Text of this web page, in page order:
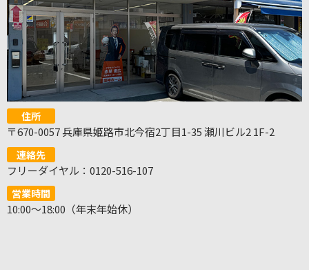
住所
〒670-0057 兵庫県姫路市北今宿2丁目1-35 瀬川ビル2 1F-2
連絡先
フリーダイヤル：0120-516-107
営業時間
10:00～18:00（年末年始休）